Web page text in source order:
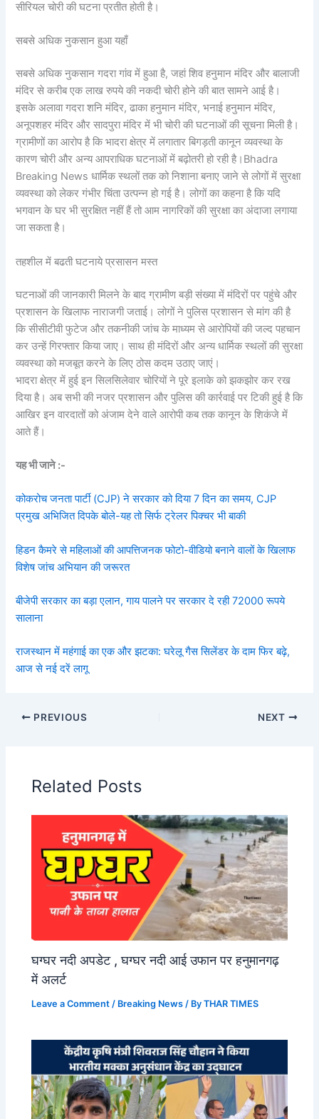
सीरियल चोरी की घटना प्रतीत होती है।
सबसे अधिक नुकसान हुआ यहाँ
सबसे अधिक नुकसान गदरा गांव में हुआ है, जहां शिव हनुमान मंदिर और बालाजी
मंदिर से करीब एक लाख रुपये की नकदी चोरी होने की बात सामने आई है।
इसके अलावा गदरा शनि मंदिर, ढाका हनुमान मंदिर, भनाई हनुमान मंदिर,
अनूपशहर मंदिर और सादपुरा मंदिर में भी चोरी की घटनाओं की सूचना मिली है।
ग्रामीणों का आरोप है कि भादरा क्षेत्र में लगातार बिगड़ती कानून व्यवस्था के
कारण चोरी और अन्य आपराधिक घटनाओं में बढ़ोतरी हो रही है।Bhadra
Breaking News धार्मिक स्थलों तक को निशाना बनाए जाने से लोगों में सुरक्षा
व्यवस्था को लेकर गंभीर चिंता उत्पन्न हो गई है। लोगों का कहना है कि यदि
भगवान के घर भी सुरक्षित नहीं हैं तो आम नागरिकों की सुरक्षा का अंदाजा लगाया
जा सकता है।
तहशील में बढती घटनाये प्रसासन मस्त
घटनाओं की जानकारी मिलने के बाद ग्रामीण बड़ी संख्या में मंदिरों पर पहुंचे और
प्रशासन के खिलाफ नाराजगी जताई। लोगों ने पुलिस प्रशासन से मांग की है
कि सीसीटीवी फुटेज और तकनीकी जांच के माध्यम से आरोपियों की जल्द पहचान
कर उन्हें गिरफ्तार किया जाए। साथ ही मंदिरों और अन्य धार्मिक स्थलों की सुरक्षा
व्यवस्था को मजबूत करने के लिए ठोस कदम उठाए जाएं।
भादरा क्षेत्र में हुई इन सिलसिलेवार चोरियों ने पूरे इलाके को झकझोर कर रख
दिया है। अब सभी की नजर प्रशासन और पुलिस की कार्रवाई पर टिकी हुई है कि
आखिर इन वारदातों को अंजाम देने वाले आरोपी कब तक कानून के शिकंजे में
आते हैं।
यह भी जाने :-
कोकरोच जनता पार्टी (CJP) ने सरकार को दिया 7 दिन का समय, CJP
प्रमुख अभिजित दिपके बोले-यह तो सिर्फ ट्रेलर पिक्चर भी बाकी
हिडन कैमरे से महिलाओं की आपत्तिजनक फोटो-वीडियो बनाने वालों के खिलाफ
विशेष जांच अभियान की जरूरत
बीजेपी सरकार का बड़ा एलान, गाय पालने पर सरकार दे रही 72000 रूपये
सालाना
राजस्थान में महंगाई का एक और झटका: घरेलू गैस सिलेंडर के दाम फिर बढ़े,
आज से नई दरें लागू
PREVIOUS NEXT
Related Posts
घग्घर नदी अपडेट , घग्घर नदी आई उफान पर हनुमानगढ़
में अलर्ट
Leave a Comment / Breaking News / ByTHAR TIMES